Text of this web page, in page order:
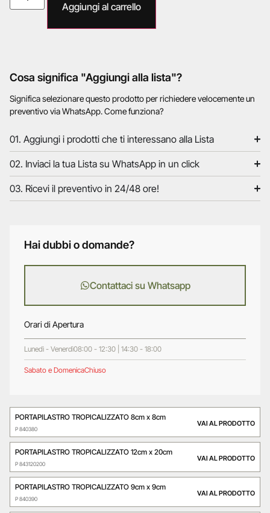
Aggiungi al carrello
Cosa significa "Aggiungi alla lista"?
Significa selezionare questo prodotto per richiedere velocemente un
preventivo via WhatsApp. Come funziona?
01. Aggiungi i prodotti che ti interessano alla Lista
02. Inviaci la tua Lista su WhatsApp in un click
03. Ricevi il preventivo in 24/48 ore!
Hai dubbi o domande?
Contattaci su Whatsapp
Orari di Apertura
Lunedì - Venerdì08:00 - 12:30 | 14:30 - 18:00
Sabato e DomenicaChiuso
PORTAPILASTRO TROPICALIZZATO 8cm x 8cm
P 840380
VAI AL PRODOTTO
PORTAPILASTRO TROPICALIZZATO 12cm x 20cm
P 843120200
VAI AL PRODOTTO
PORTAPILASTRO TROPICALIZZATO 9cm x 9cm
P 840390
VAI AL PRODOTTO